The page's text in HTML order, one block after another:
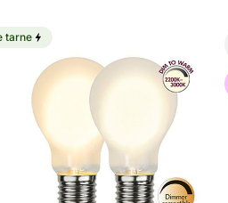
elektripirn E27 4 W
Otsi sarnaseid
tarne